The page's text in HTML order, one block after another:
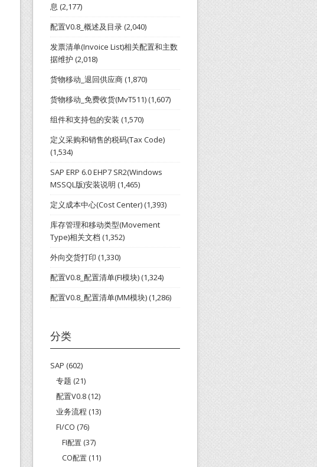
息 (2,177)
配置V0.8_概述及目录(2,040)
发票清单(Invoice List)相关配置和主数
据维护 (2,018)
货物移动_退回供应商(1,870)
货物移动_免费收货(MvT511)(1,607)
组件和支持包的安装 (1,570)
定义采购和销售的税码(Tax Code)
(1,534)
SAP ERP 6.0 EHP7 SR2(Windows
MSSQL版)安装说明 (1,465)
定义成本中心(Cost Center)(1,393)
库存管理和移动类型(Movement
Type)相关文档 (1,352)
外向交货打印 (1,330)
配置V0.8_配置清单(FI模块)(1,324)
配置V0.8_配置清单(MM模块)(1,286)
分类
SAP (602)
专题 (21)
配置V0.8 (12)
业务流程 (13)
FI/CO (76)
FI配置 (37)
CO配置 (11)